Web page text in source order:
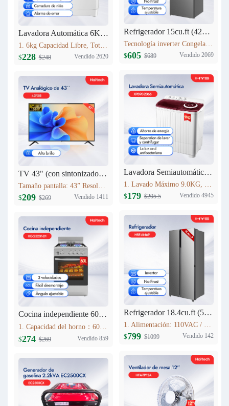
Lavadora Automática 6KG XQB60-1188
1. 6kg Capacidad Libre, Totalmente automático 6kg 2. 8 procesos inteligentes 3. Cerradura de niño 4. Alarma de error 5. Peso neto: 23kg 6. Dimensiones del producto:525mm*520mm*865mm
$228 $248 Vendido 2620
TV 43" (con sintonizador analógico) Haitech 43F5-B
$209 $269 Vendido 1411
Cocina independiente 60L KGG5201-D1
1. Capacidad del horno：60L 2. Acero Inoxidable 3. Lámpara de horno 4. Estufa de gas con 4 quemadores Estufas sin FFD : 2 * 1.75kWSemi-quemador rápido; 1 * 10kW quemador auxiliar; 1 * 3.0kW quemador rápido; 5. Soportes de sartén esmaltados
$274 $269 Vendido 859
Refrigerador 15cu.ft (420L) Inverter HRF-AM54
Tecnología inverter Congelación: 95L Refrigeración: 325L Dimensión: W710 x D685 x H1780(mm) Peso neto/bruto: 69 KG/76 KG
$605 $689 Vendido 2069
Lavadora Semiautomática HYS 9KG XPB90-2066
$179 $205.5 Vendido 4945
Refrigerador 18.4cu.ft (521L) Inverter HRF-AM69
1. Alimentación: 110VAC / 60Hz 2. Sistema Libre de Escarcha (No Frost) 3. Tecnología inverter 4. Refrigerante Ecológico (R600a) 5. Flujo de Aire Tridimensional Indirecto (360°) con Temperatura Estable 6. Luz LED Interior de Bajo Consumo
$799 $1099 Vendido 142